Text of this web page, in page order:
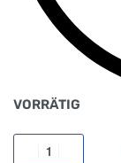
VORRÄTIG